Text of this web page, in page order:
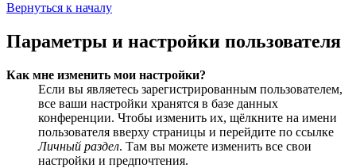
Вернуться к началу
Параметры и настройки пользователя
Как мне изменить мои настройки?
Если вы являетесь зарегистрированным пользователем,
все ваши настройки хранятся в базе данных
конференции. Чтобы изменить их, щёлкните на имени
пользователя вверху страницы и перейдите по ссылке
Личный раздел. Там вы можете изменить все свои
настройки и предпочтения.